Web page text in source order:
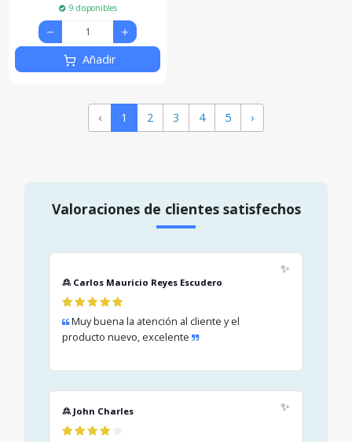
9 disponibles
Añadir
‹ 1 2 3 4 5 ›
Valoraciones de clientes satisfechos
✨
🙎 Carlos Mauricio Reyes Escudero
Muy buena la atención al cliente y el
producto nuevo, excelente
✨
🙎 John Charles